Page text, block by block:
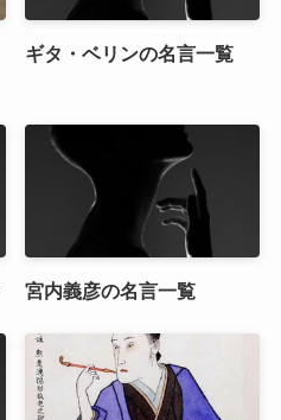
ギタ・ベリンの名言一覧
宮内義彦の名言一覧